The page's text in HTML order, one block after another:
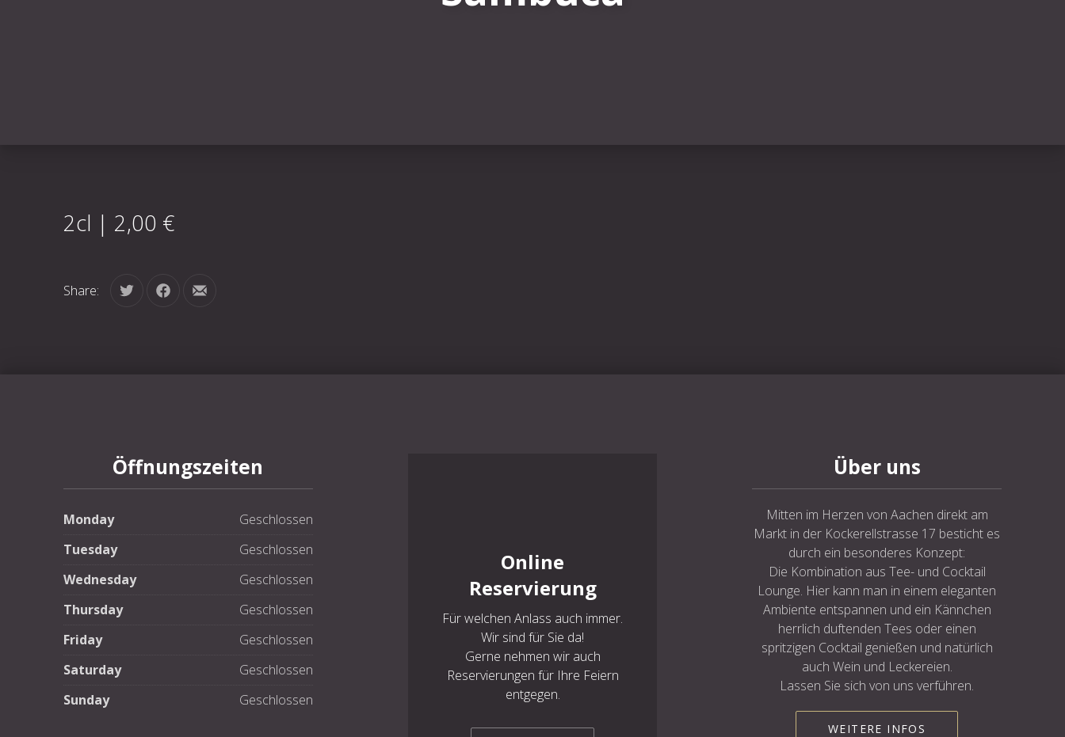
2cl | 2,00 €
Share: Tweet Share on Facebook
Share by Email
Öffnungszeiten
Monday
Geschlossen
Tuesday
Geschlossen
Wednesday
Geschlossen
Thursday
Geschlossen
Friday
Geschlossen
Saturday
Geschlossen
Sunday
Geschlossen
Online
Reservierung
Für welchen Anlass auch immer.
Wir sind für Sie da!
Gerne nehmen wir auch
Reservierungen für Ihre Feiern
entgegen.
Über uns
Mitten im Herzen von Aachen direkt am
Markt in der Kockerellstrasse 17 besticht es
durch ein besonderes Konzept:
Die Kombination aus Tee- und Cocktail
Lounge. Hier kann man in einem eleganten
Ambiente entspannen und ein Kännchen
herrlich duftenden Tees oder einen
spritzigen Cocktail genießen und natürlich
auch Wein und Leckereien.
Lassen Sie sich von uns verführen.
WEITERE INFOS